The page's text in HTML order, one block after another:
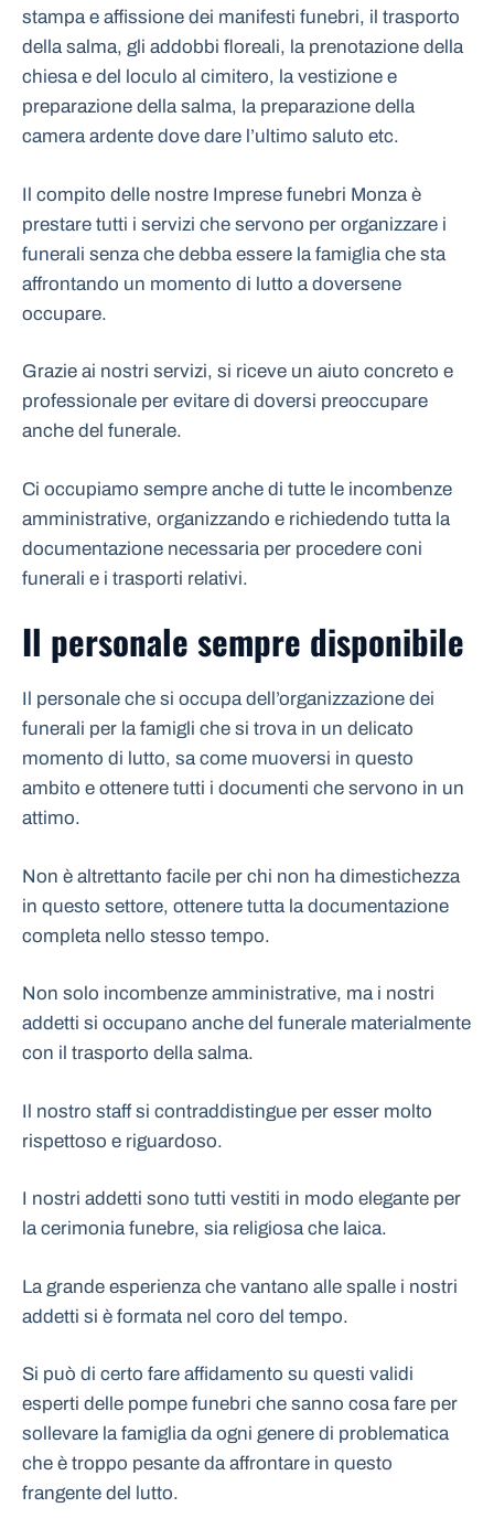
stampa e affissione dei manifesti funebri, il trasporto
della salma, gli addobbi floreali, la prenotazione della
chiesa e del loculo al cimitero, la vestizione e
preparazione della salma, la preparazione della
camera ardente dove dare l’ultimo saluto etc.
Il compito delle nostre Imprese funebri Monza è
prestare tutti i servizi che servono per organizzare i
funerali senza che debba essere la famiglia che sta
affrontando un momento di lutto a doversene
occupare.
Grazie ai nostri servizi, si riceve un aiuto concreto e
professionale per evitare di doversi preoccupare
anche del funerale.
Ci occupiamo sempre anche di tutte le incombenze
amministrative, organizzando e richiedendo tutta la
documentazione necessaria per procedere coni
funerali e i trasporti relativi.
Il personale sempre disponibile
Il personale che si occupa dell’organizzazione dei
funerali per la famigli che si trova in un delicato
momento di lutto, sa come muoversi in questo
ambito e ottenere tutti i documenti che servono in un
attimo.
Non è altrettanto facile per chi non ha dimestichezza
in questo settore, ottenere tutta la documentazione
completa nello stesso tempo.
Non solo incombenze amministrative, ma i nostri
addetti si occupano anche del funerale materialmente
con il trasporto della salma.
Il nostro staff si contraddistingue per esser molto
rispettoso e riguardoso.
I nostri addetti sono tutti vestiti in modo elegante per
la cerimonia funebre, sia religiosa che laica.
La grande esperienza che vantano alle spalle i nostri
addetti si è formata nel coro del tempo.
Si può di certo fare affidamento su questi validi
esperti delle pompe funebri che sanno cosa fare per
sollevare la famiglia da ogni genere di problematica
che è troppo pesante da affrontare in questo
frangente del lutto.